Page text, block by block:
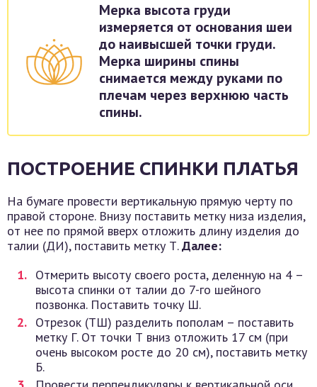
Мерка высота груди
измеряется от основания шеи
до наивысшей точки груди.
Мерка ширины спины
снимается между руками по
плечам через верхнюю часть
спины.
ПОСТРОЕНИЕ СПИНКИ ПЛАТЬЯ
На бумаге провести вертикальную прямую черту по
правой стороне. Внизу поставить метку низа изделия,
от нее по прямой вверх отложить длину изделия до
талии (ДИ), поставить метку Т.Далее:
Отмерить высоту своего роста, деленную на 4 –
высота спинки от талии до 7-го шейного
позвонка. Поставить точку Ш.
Отрезок (ТШ) разделить пополам – поставить
метку Г. От точки Т вниз отложить 17 см (при
очень высоком росте до 20 см), поставить метку
Б.